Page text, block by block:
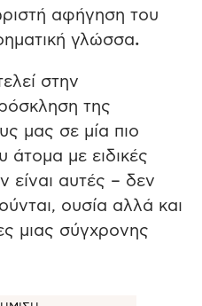
αφήγηση του
γλώσσα.
στην
της
μας σε μία πιο
άτομα με ειδικές
είναι αυτές – δεν
ουσία αλλά και
μιας σύγχρονης